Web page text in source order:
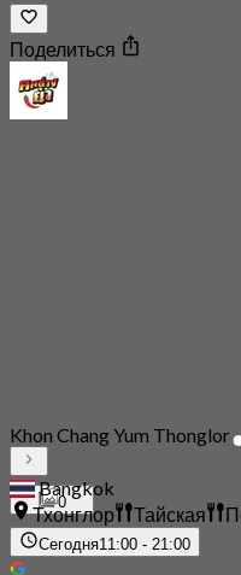
Поделиться
0
Khon Chang Yum Thonglor
Bangkok
Тхонглор
Тайская
Сегодня11:00 - 21:00